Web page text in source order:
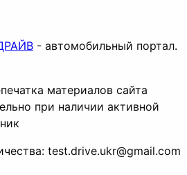
- автомобильный портал.
материалов сайта
при наличии активной
test.drive.ukr@gmail.com